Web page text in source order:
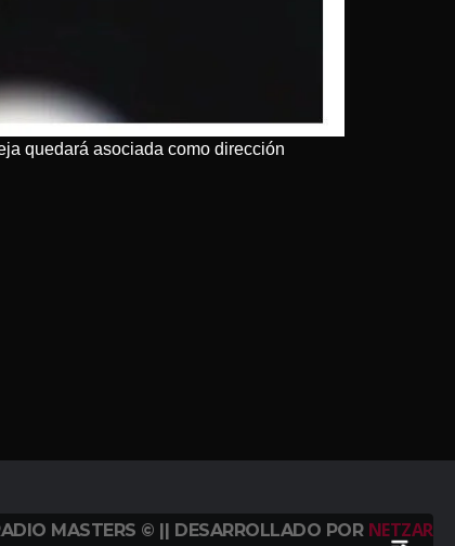
quedará asociada como dirección
MASTERS © || DESARROLLADO POR NETZAR